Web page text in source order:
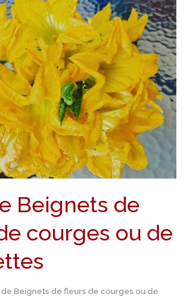
Beignets de
courges ou de
Beignets de fleurs de courges ou de